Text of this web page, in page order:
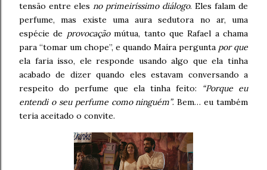
tensão entre eles no primeiríssimo diálogo. Eles falam de
perfume, mas existe uma aura sedutora no ar, uma
espécie de provocaçãomútua, tanto que Rafael a chama
para “tomar um chope”, e quando Maíra pergunta por que
ela faria isso, ele responde usando algo que ela tinha
acabado de dizer quando eles estavam conversando a
respeito do perfume que ela tinha feito:
“Porque eu
entendi o seu perfume como ninguém”. Bem… eu também
teria aceitado o convite.